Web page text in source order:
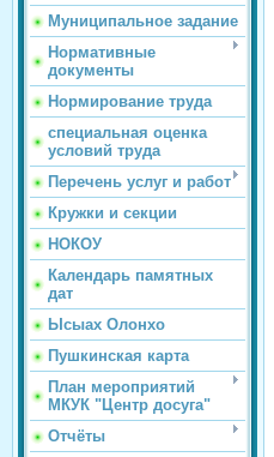
Муниципальное задание
Нормативные
документы
Нормирование труда
специальная оценка
условий труда
Перечень услуг и работ
Кружки и секции
НОКОУ
Календарь памятных
дат
Ысыах Олонхо
Пушкинская карта
План мероприятий
МКУК "Центр досуга"
Отчёты